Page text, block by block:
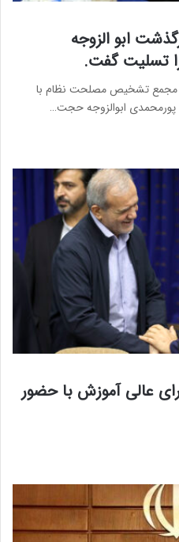
ابو الزوجه
تسلیت گفت.
مجمع تشخیص مصلحت نظام با
ابوالزوجه حجت…
عالی آموزش با حضور